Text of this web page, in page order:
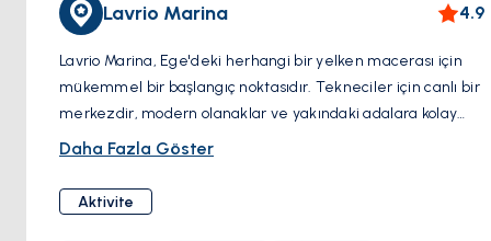
Lavrio Marina 4.9
Lavrio Marina, Ege'deki herhangi bir yelken macerası için
mükemmel bir başlangıç noktasıdır. Tekneciler için canlı bir
merkezdir, modern olanaklar ve yakındaki adalara kolay
erişim sunar. Yelken açmadan önce, marinanın büyüleyici
kültür ve mutfağın tadına bakabilirsiniz.
Daha Fazla Göster
Aktivite